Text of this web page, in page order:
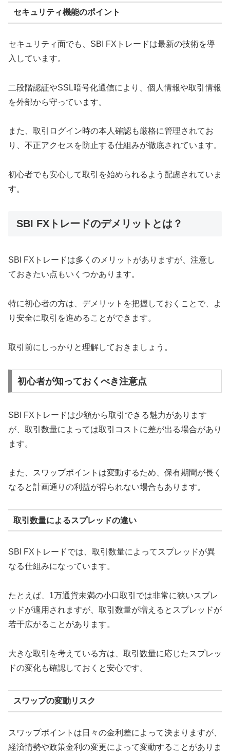
セキュリティ機能のポイント
セキュリティ面でも、SBI FXトレードは最新の技術を導
入しています。
二段階認証やSSL暗号化通信により、個人情報や取引情報
を外部から守っています。
また、取引ログイン時の本人確認も厳格に管理されてお
り、不正アクセスを防止する仕組みが徹底されています。
初心者でも安心して取引を始められるよう配慮されていま
す。
SBI FXトレードのデメリットとは？
SBI FXトレードは多くのメリットがありますが、注意し
ておきたい点もいくつかあります。
特に初心者の方は、デメリットを把握しておくことで、よ
り安全に取引を進めることができます。
取引前にしっかりと理解しておきましょう。
初心者が知っておくべき注意点
SBI FXトレードは少額から取引できる魅力があります
が、取引数量によっては取引コストに差が出る場合があり
ます。
また、スワップポイントは変動するため、保有期間が長く
なると計画通りの利益が得られない場合もあります。
取引数量によるスプレッドの違い
SBI FXトレードでは、取引数量によってスプレッドが異
なる仕組みになっています。
たとえば、1万通貨未満の小口取引では非常に狭いスプレ
ッドが適用されますが、取引数量が増えるとスプレッドが
若干広がることがあります。
大きな取引を考えている方は、取引数量に応じたスプレッ
ドの変化も確認しておくと安心です。
スワップの変動リスク
スワップポイントは日々の金利差によって決まりますが、
経済情勢や政策金利の変更によって変動することがありま